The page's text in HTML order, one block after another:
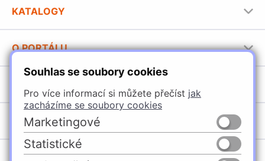
Souhlas se soubory cookies
Pro více informací si můžete přečíst jak
zacházíme se soubory cookies
Marketingové
Statistické
KATALOGY
Stavební katalog Häfele
Brožury Häfele
O PORTÁLU
Provozovatel portálu
Jak používat portál
Úchytky
Nábytkové kování
Vybavení kuchyní
POBOČKY
Domašín